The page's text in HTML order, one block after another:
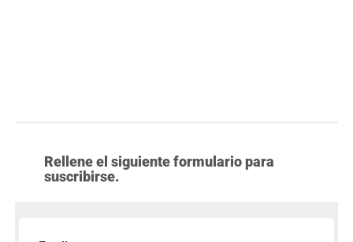
Rellene el siguiente formulario para
suscribirse.